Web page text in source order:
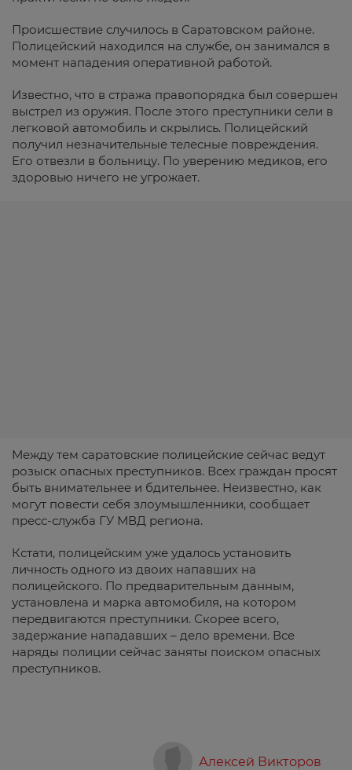
Происшествие случилось в Саратовском районе.
Полицейский находился на службе, он занимался в
момент нападения оперативной работой.
Известно, что в стража правопорядка был совершен
выстрел из оружия. После этого преступники сели в
легковой автомобиль и скрылись. Полицейский
получил незначительные телесные повреждения.
Его отвезли в больницу. По уверению медиков, его
здоровью ничего не угрожает.
Между тем саратовские полицейские сейчас ведут
розыск опасных преступников. Всех граждан просят
быть внимательнее и бдительнее. Неизвестно, как
могут повести себя злоумышленники, сообщает
пресс-служба ГУ МВД региона.
Кстати, полицейским уже удалось установить
личность одного из двоих напавших на
полицейского. По предварительным данным,
установлена и марка автомобиля, на котором
передвигаются преступники. Скорее всего,
задержание нападавших – дело времени. Все
наряды полиции сейчас заняты поиском опасных
преступников.
Алексей Викторов